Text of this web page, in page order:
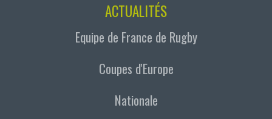
ACTUALITÉS
Equipe de France de Rugby
Coupes d'Europe
Nationale